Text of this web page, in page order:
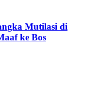
Mutilasi di
ke Bos